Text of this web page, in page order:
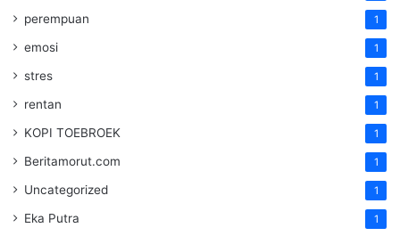
perempuan 1
emosi 1
stres 1
rentan 1
KOPI TOEBROEK 1
Beritamorut.com 1
Uncategorized 1
Eka Putra 1